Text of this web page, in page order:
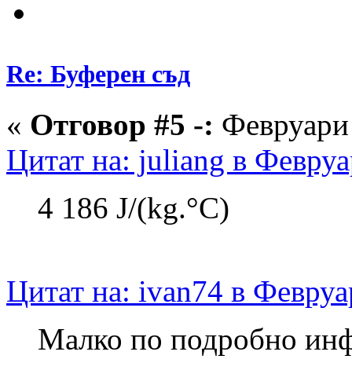
Re: Буферен съд
« Отговор #5 -:
Цитат на: juliang в
4 186 J/(kg.°C)
Цитат на: ivan74 в
Малко по подробно